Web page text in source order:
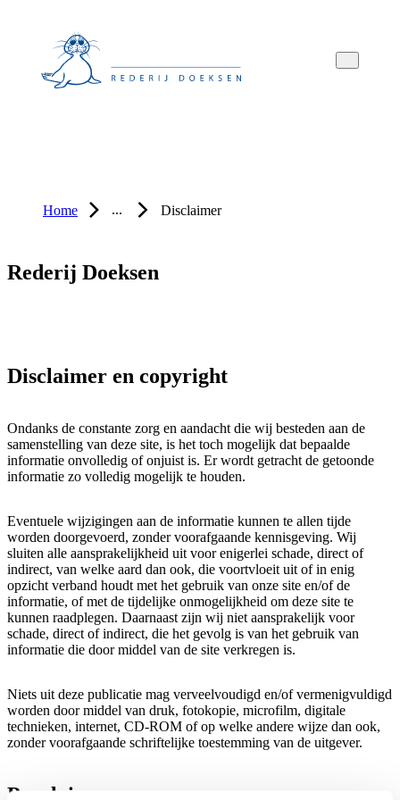
Overslaan
naar
hoofdnavigatie
Overslaan
naar
hoofdinhoud
Overslaan
naar
voettekstinhoud
Home ... Disclaimer
Rederij Doeksen
Disclaimer en copyright
Ondanks de constante zorg en aandacht die wij besteden aan de
samenstelling van deze site, is het toch mogelijk dat bepaalde
informatie onvolledig of onjuist is. Er wordt getracht de getoonde
informatie zo volledig mogelijk te houden.
Eventuele wijzigingen aan de informatie kunnen te allen tijde
worden doorgevoerd, zonder voorafgaande kennisgeving. Wij
sluiten alle aansprakelijkheid uit voor enigerlei schade, direct of
indirect, van welke aard dan ook, die voortvloeit uit of in enig
opzicht verband houdt met het gebruik van onze site en/of de
informatie, of met de tijdelijke onmogelijkheid om deze site te
kunnen raadplegen. Daarnaast zijn wij niet aansprakelijk voor
schade, direct of indirect, die het gevolg is van het gebruik van
informatie die door middel van de site verkregen is.
Niets uit deze publicatie mag verveelvoudigd en/of vermenigvuldigd
worden door middel van druk, fotokopie, microfilm, digitale
technieken, internet, CD-ROM of op welke andere wijze dan ook,
zonder voorafgaande schriftelijke toestemming van de uitgever.
Proclaimer